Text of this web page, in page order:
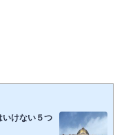
いけない５つ